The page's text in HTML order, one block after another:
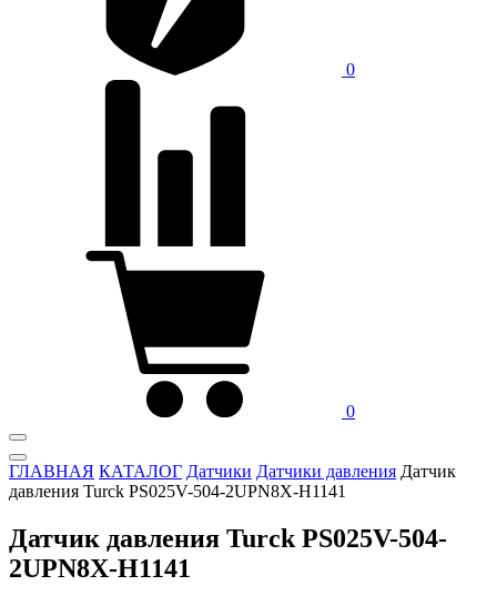
0
0
ГЛАВНАЯ КАТАЛОГ Датчики Датчики давления Датчик
давления Turck PS025V-504-2UPN8X-H1141
Датчик давления Turck PS025V-504-
2UPN8X-H1141